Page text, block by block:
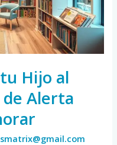
Hijo al
de Alerta